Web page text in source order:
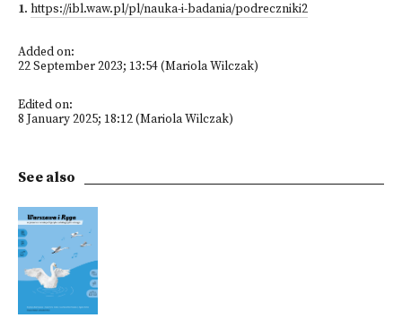
1. https://ibl.waw.pl/pl/nauka-i-badania/podreczniki2
Added on:
22 September 2023; 13:54 (Mariola Wilczak)
Edited on:
8 January 2025; 18:12 (Mariola Wilczak)
See also